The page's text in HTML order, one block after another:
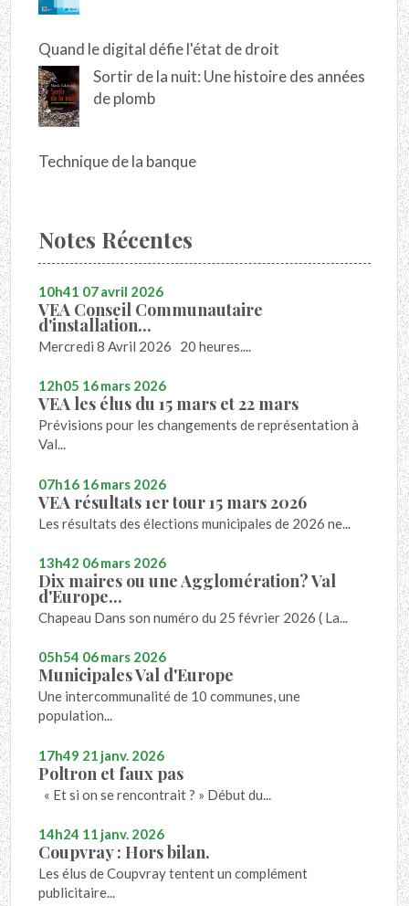
Quand le digital défie l'état de droit
Sortir de la nuit: Une histoire des années
de plomb
Technique de la banque
Notes Récentes
10h41 07avril 2026
VEA Conseil Communautaire
d'installation...
Mercredi 8 Avril 2026 20 heures....
12h05 16mars 2026
VEA les élus du 15 mars et 22 mars
Prévisions pour les changements de représentation à
Val...
07h16 16mars 2026
VEA résultats 1er tour 15 mars 2026
Les résultats des élections municipales de 2026 ne...
13h42 06mars 2026
Dix maires ou une Agglomération? Val
d'Europe...
Chapeau Dans son numéro du 25 février 2026 ( La...
05h54 06mars 2026
Municipales Val d'Europe
Une intercommunalité de 10 communes, une
population...
17h49 21 janv. 2026
Poltron et faux pas
« Et si on se rencontrait ? » Début du...
14h24 11 janv. 2026
Coupvray : Hors bilan.
Les élus de Coupvray tentent un complément
publicitaire...